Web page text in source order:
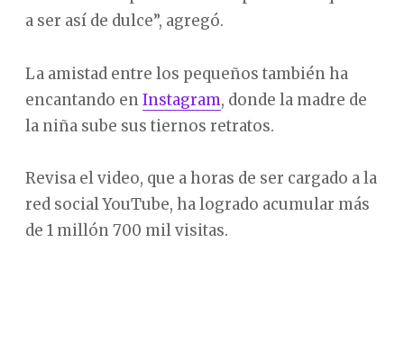
a ser así de dulce”, agregó.
La amistad entre los pequeños también ha
encantando enInstagram, donde la madre de
la niña sube sus tiernos retratos.
Revisa el video, que a horas de ser cargado a la
red social YouTube, ha logrado acumular más
de 1 millón 700 mil visitas.